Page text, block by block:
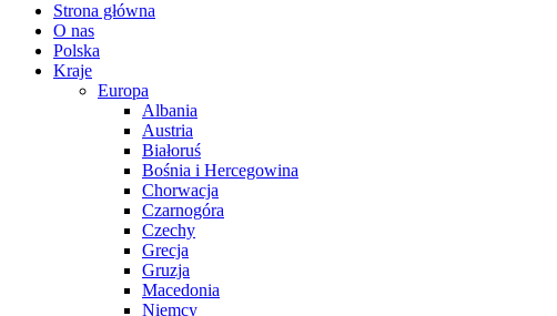
Strona główna
O nas
Polska
Kraje
Europa
Albania
Austria
Białoruś
Bośnia i Hercegowina
Chorwacja
Czarnogóra
Czechy
Grecja
Gruzja
Macedonia
Niemcy